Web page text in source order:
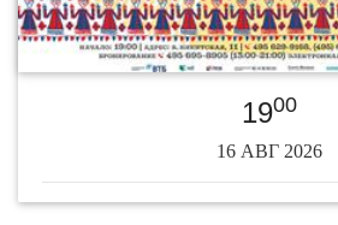
1900
16 АВГ 2026